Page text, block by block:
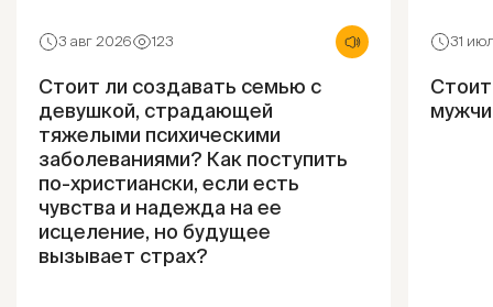
3 авг 2026 123
Стоит ли создавать семью с
девушкой, страдающей
тяжелыми психическими
заболеваниями? Как поступить
по-христиански, если есть
чувства и надежда на ее
исцеление, но будущее
вызывает страх?
31